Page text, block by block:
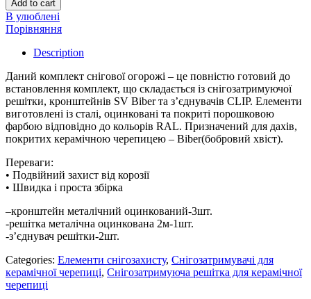
Add to cart
В улюблені
Порівняння
Description
Даний комплект снігової огорожі – це повністю готовий до
встановлення комплект, що складається із снігозатримуючої
решітки, кронштейнів SV Biber та з’єднувачів CLIP. Елементи
виготовлені із сталі, оцинковані та покриті порошковою
фарбою відповідно до кольорів RAL. Призначений для дахів,
покритих керамічною черепицею – Biber(бобровий хвіст).
Переваги:
• Подвійний захист від корозії
• Швидка і проста збірка
–кронштейн металічний оцинкований-3шт.
-решітка металічна оцинкована 2м-1шт.
-з’єднувач решітки-2шт.
Categories: Елементи снігозахисту, Снігозатримувачі для
керамічної черепиці, Снігозатримуюча решітка для керамічної
черепиці